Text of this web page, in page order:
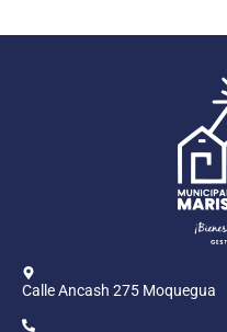
Calle Ancash 275 Moquegua